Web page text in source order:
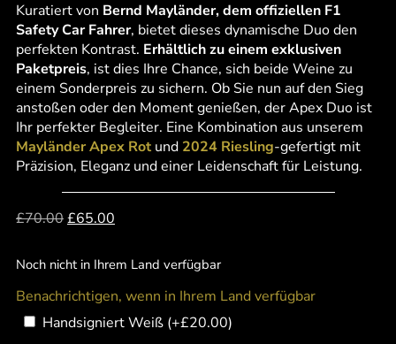
Kuratiert von Bernd Mayländer, dem offiziellen F1
Safety Car Fahrer, bietet dieses dynamische Duo den
perfekten Kontrast. Erhältlich zu einem exklusiven
Paketpreis, ist dies Ihre Chance, sich beide Weine zu
einem Sonderpreis zu sichern. Ob Sie nun auf den Sieg
anstoßen oder den Moment genießen, der Apex Duo ist
Ihr perfekter Begleiter. Eine Kombination aus unserem
Mayländer Apex Rot und 2024 Riesling-gefertigt mit
Präzision, Eleganz und einer Leidenschaft für Leistung.
£70.00£65.00
Noch nicht in Ihrem Land verfügbar
Benachrichtigen, wenn in Ihrem Land verfügbar
Handsigniert Weiß (+£20.00)